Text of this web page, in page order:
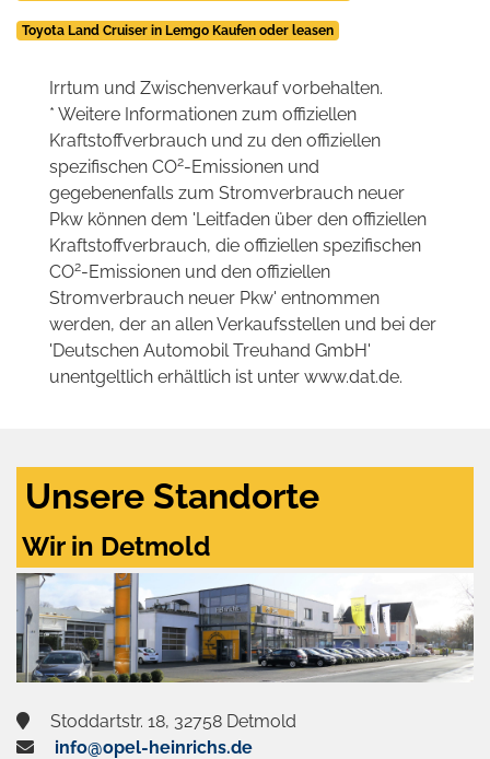
Toyota Land Cruiser in Lemgo Kaufen oder leasen
Irrtum und Zwischenverkauf vorbehalten.
* Weitere Informationen zum offiziellen
Kraftstoffverbrauch und zu den offiziellen
spezifischen CO2-Emissionen und
gegebenenfalls zum Stromverbrauch neuer
Pkw können dem 'Leitfaden über den offiziellen
Kraftstoffverbrauch, die offiziellen spezifischen
CO2-Emissionen und den offiziellen
Stromverbrauch neuer Pkw' entnommen
werden, der an allen Verkaufsstellen und bei der
'Deutschen Automobil Treuhand GmbH'
unentgeltlich erhältlich ist unter www.dat.de.
Unsere Standorte
Wir in Detmold
Stoddartstr. 18, 32758 Detmold
info@opel-heinrichs.de